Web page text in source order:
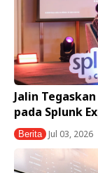
Jalin
pada Splunk
Berita Jul 03, 2026